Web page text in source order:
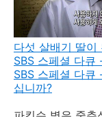
다섯 살배기 딸이
SBS 스페셜 다
SBS 스페셜 다큐
십니까?